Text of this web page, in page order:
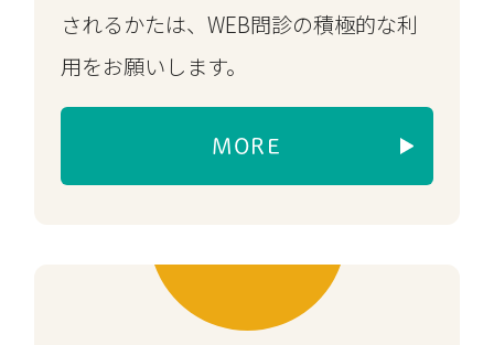
とともに、LINE公式アカウントか
ご迷惑をおかけしますが、ご理解
されるかたは、WEB問診の積極的な利
用をお願いします。
MORE